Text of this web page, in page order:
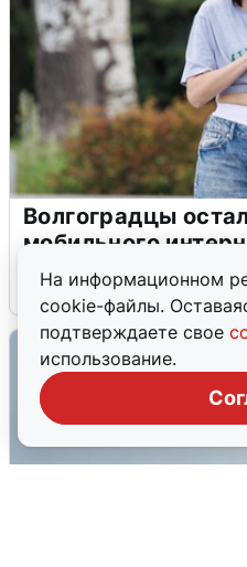
На информационном
cookie-файлы.
подтверждаете свое
использование.
Волгоградцы
мобильного
6 августа 0